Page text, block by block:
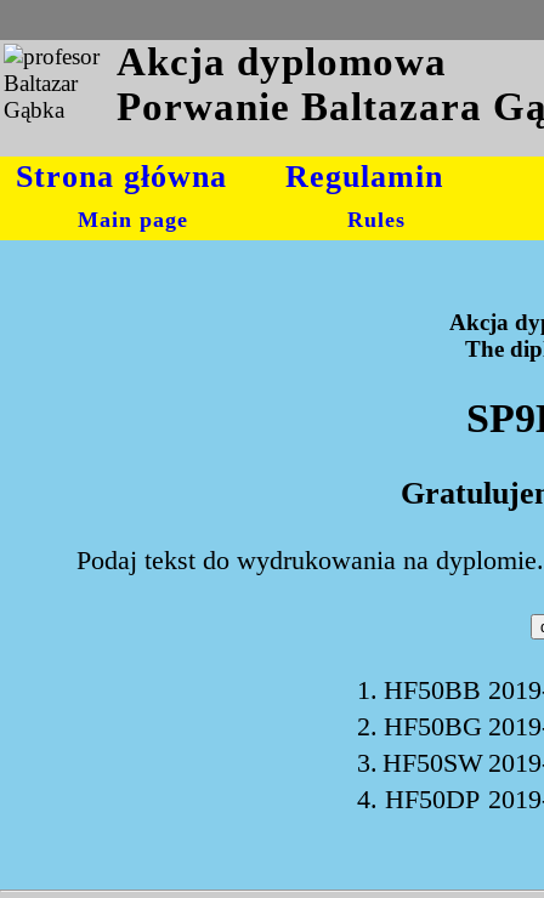
Akcja dyplomowa
Porwanie Baltazara
Strona główna
Main page
Regulamin
Rules
Akcja
The
Podaj tekst do wydrukowania na
1. HF50BB
2. HF50BG
3. HF50SW
4. HF50DP